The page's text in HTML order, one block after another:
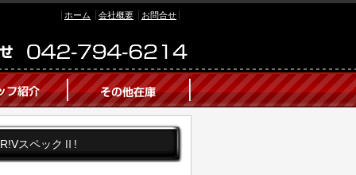
ホーム 会社概要 お問合せ
スペックⅡ!